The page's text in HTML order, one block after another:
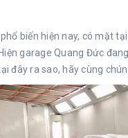
biến hiện nay, có mặt
garage Quang Đức
đây ra sao, hãy cùng